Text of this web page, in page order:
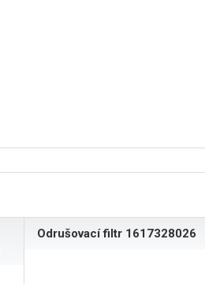
Odrušovací filtr 1617328026